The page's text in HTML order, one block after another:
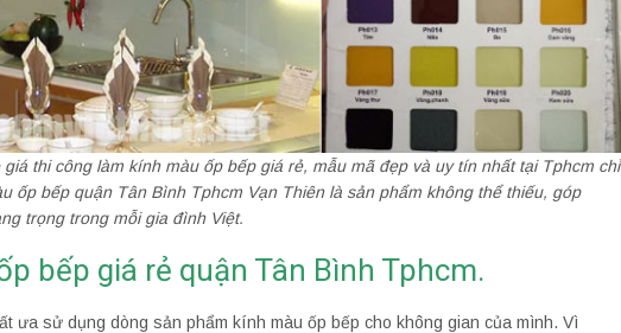
thi công làm kính màu ốp bếp giá rẻ, mẫu mã đẹp và uy tín nhất tại Tphcm chỉ
ốp bếp quận Tân Bình Tphcm Vạn Thiên là sản phẩm không thể thiếu, góp
trọng trong mỗi gia đình Việt.
bếp giá rẻ quận Tân Bình Tphcm.
ưa sử dụng dòng sản phẩm kính màu ốp bếp cho không gian của mình. Vì